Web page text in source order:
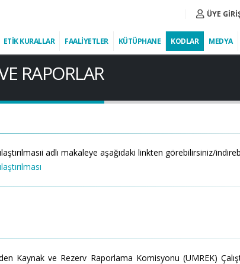
ÜYE
ETİK KURALLAR FAALİYETLER KÜTÜPHANE KODLAR MEDYA
RAPORLAR
adlı makaleye aşağıdaki linkten görebilirsiniz/
Kaynak ve Rezerv Raporlama Komisyonu (UMREK)